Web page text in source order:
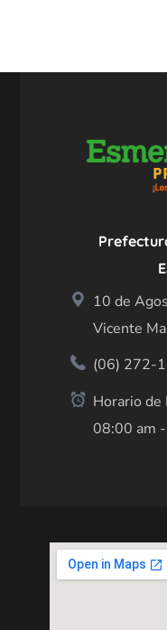
10 de
Vicente
(06) 272-
Horario de
08:00 am